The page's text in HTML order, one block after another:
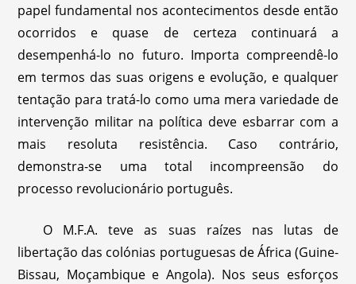
papel fundamental nos acontecimentos desde então
ocorridos e quase de certeza continuará a
desempenhá-lo no futuro. Importa compreendê-lo
em termos das suas origens e evolução, e qualquer
tentação para tratá-lo como uma mera variedade de
intervenção militar na política deve esbarrar com a
mais resoluta resistência. Caso contrário,
demonstra-se uma total incompreensão do
processo revolucionário português.
O M.F.A. teve as suas raízes nas lutas de
libertação das colónias portuguesas de África (Guine-
Bissau, Moçambique e Angola). Nos seus esforços